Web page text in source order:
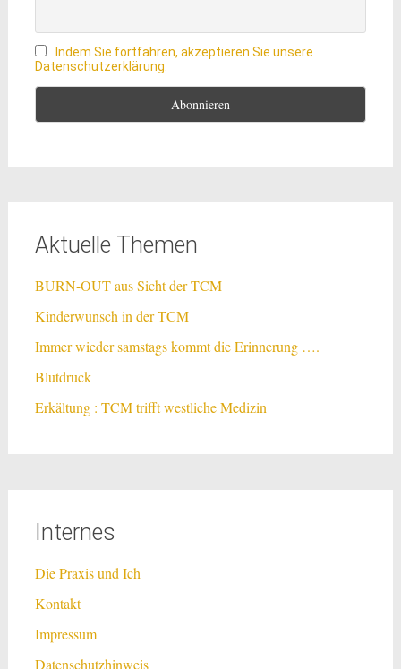
Indem Sie fortfahren, akzeptieren Sie unsere
Datenschutzerklärung.
Aktuelle Themen
BURN-OUT aus Sicht der TCM
Kinderwunsch in der TCM
Immer wieder samstags kommt die Erinnerung ….
Blutdruck
Erkältung : TCM trifft westliche Medizin
Internes
Die Praxis und Ich
Kontakt
Impressum
Datenschutzhinweis